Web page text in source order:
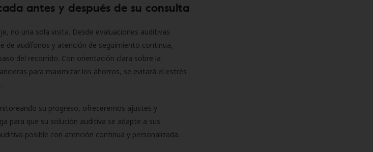
antes y después de su consulta
no una sola visita. Desde evaluaciones auditivas
de audífonos y atención de seguimiento continua,
del recorrido. Con orientación clara sobre la
para maximizar los ahorros, se evitará el estrés
su progreso, ofreceremos ajustes y
para que su solución auditiva se adapte a sus
posible con atención continua y personalizada.